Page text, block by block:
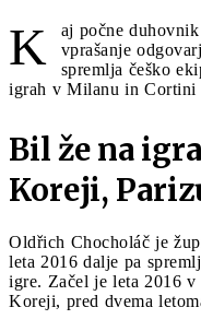
K
aj počne
vprašanje
spremlja češko
igrah v Milanu in Cortini
Bil že na
Koreji,
Oldřich Chocholáč je
leta 2016 dalje pa
igre. Začel je leta 2016
Koreji, pred dvema